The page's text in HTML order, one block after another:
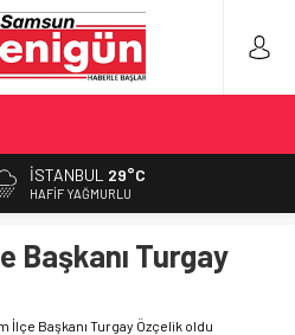
5’İNCİLİK!
YAPILAN EN BÜYÜK HATALAR
İSTANBUL 29°C
HAFIF YAĞMURLU
Başkanı Turgay
İlçe Başkanı Turgay Özçelik oldu